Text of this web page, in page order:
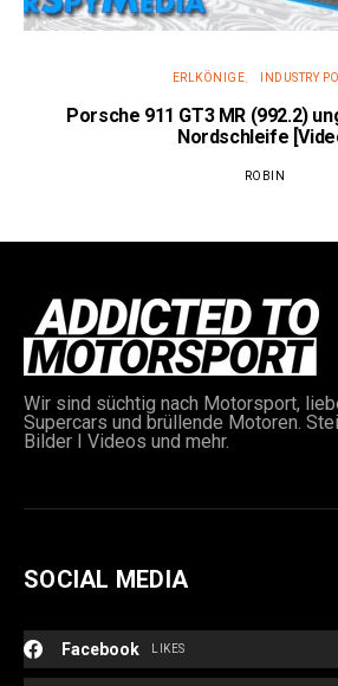
ERLKÖNIGE INDUSTRY
Porsche 911 GT3 MR (992.2)
Nordschleife
ROBIN
Wir sind süchtig nach Motorsport,
Supercars und brüllende Motoren.
Bilder I Videos und mehr.
SOCIAL MEDIA
Facebook LIKES